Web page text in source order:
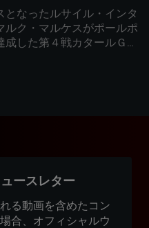
となったルサイル・インタ
ルク・マルケスがポールポ
した第４戦カタールＧＰ
ースレター
る動画を含めたコン
合、オフィシャルウ